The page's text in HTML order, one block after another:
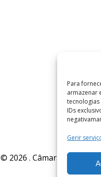
Para
armazenar
IDs
Gerir
© 2026 . Câmara Municipal